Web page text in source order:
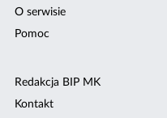
O serwisie
Pomoc
Redakcja BIP MK
Kontakt